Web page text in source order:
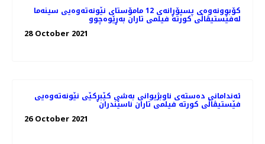
کۆبوونه‌وه‌ی پسپۆڕانه‌ی 12 مامۆستای نێونه‌ته‌وه‌یی سینه‌ما
له‌فێستیڤاڵی کورته‌ فیلمی تاران به‌ڕێوه‌چوو
28 October 2021
ئه‌ندامانی ده‌سته‌ی ناوبژیوانی به‌شی کێبڕکێی نێونه‌ته‌وه‌یی
فێستیڤاڵی کورته‌ فیلمی تاران ناسێندران
26 October 2021